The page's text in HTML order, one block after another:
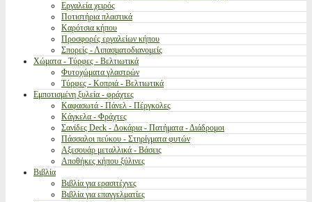
Εργαλεία χειρός
Ποτιστήρια πλαστικά
Καρότσια κήπου
Προσφορές εργαλείων κήπου
Σπορείς - Λιπασματοδιανομείς
Χώματα - Τύρφες - Βελτιωτικά
Φυτοχώματα γλαστρών
Τύρφες - Κοπριά - Βελτιωτικά
Εμποτισμένη ξυλεία - φράχτες
Καφασωτά - Πάνελ - Πέργκολες
Κάγκελα - Φράχτες
Σανίδες Deck - Δοκάρια - Πατήματα - Διάδρομοι
Πάσσαλοι πεύκου - Στηρίγματα φυτών
Αξεσουάρ μεταλλικά - Βάσεις
Αποθήκες κήπου ξύλινες
Βιβλία
Βιβλία για ερασιτέχνες
Βιβλία για επαγγελματίες